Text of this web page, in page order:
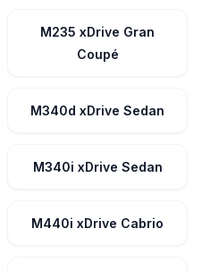
M235 xDrive Gran
Coupé
M340d xDrive Sedan
M340i xDrive Sedan
M440i xDrive Cabrio